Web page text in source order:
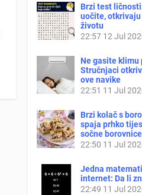
Brzi test
uočite,
životu
22:57 12 Jul
Ne gasite klimu
Stručnjaci
ove navike
22:51 11 Jul
Brzi kolač s
spaja prhko
sočne borovnice
22:50 11 Jul
Jedna
internet: Da li
22:49 11 Jul